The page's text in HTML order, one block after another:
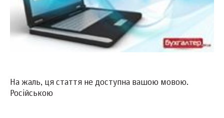
На жаль, ця стаття не доступна вашою мовою.
Російською